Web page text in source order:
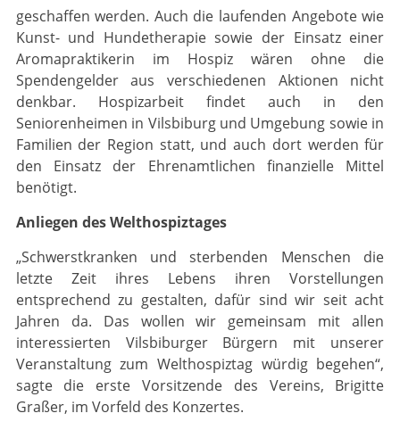
geschaffen werden. Auch die laufenden Angebote wie
Kunst- und Hunde­therapie sowie der Einsatz einer
Aromapraktikerin im Hospiz wären ohne die
Spendengelder aus verschiedenen Aktionen nicht
denkbar. Hospizarbeit findet auch in den
Seniorenheimen in Vilsbiburg und Umgebung sowie in
Familien der Region statt, und auch dort werden für
den Einsatz der Ehrenamtlichen finanzielle Mittel
benötigt.
Anliegen des Welthospiztages
„Schwerstkranken und sterbenden Menschen die
letzte Zeit ihres Lebens ihren Vorstellun­gen
entsprechend zu gestalten, dafür sind wir seit acht
Jahren da. Das wollen wir gemein­sam mit allen
interessierten Vilsbiburger Bürgern mit unserer
Veranstaltung zum Welthospiztag würdig begehen“,
sagte die erste Vorsitzende des Vereins, Brigitte
Graßer, im Vorfeld des Konzertes.